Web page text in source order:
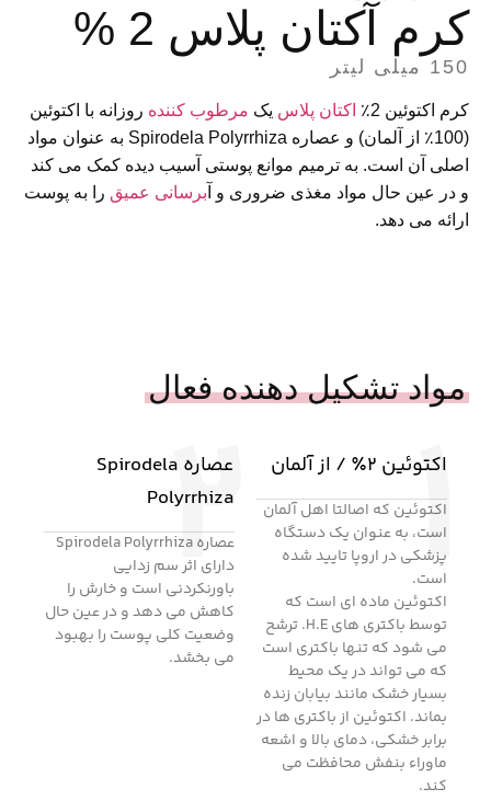
کرم آکتان پلاس 2 %
150 میلی لیتر
کرم اکتوئین 2٪ اکتان پلاس یک مرطوب کننده روزانه با اکتوئین
(100٪ از آلمان) و عصاره Spirodela Polyrrhiza به عنوان مواد
اصلی آن است. به ترمیم موانع پوستی آسیب دیده کمک می کند
و در عین حال مواد مغذی ضروری و آ برسانی عمیق را به پوست
ارائه می دهد.
مواد تشکیل دهنده فعال
۱
اکتوئین 2٪ / از آلمان
اکتوئین که اصالتا اهل آلمان
است، به عنوان یک دستگاه
پزشکی در اروپا تایید شده
است.
اکتوئین ماده ای است که
توسط باکتری های H.E. ترشح
می شود که تنها باکتری است
که می تواند در یک محیط
بسیار خشک مانند بیابان زنده
بماند. اکتوئین از باکتری ها در
برابر خشکی، دمای بالا و اشعه
ماوراء بنفش محافظت می
کند.
۲عصاره Spirodela
Polyrrhiza
عصاره Spirodela Polyrrhiza
دارای اثر سم زدایی
باورنکردنی است و خارش را
کاهش می دهد و در عین حال
وضعیت کلی پوست را بهبود
می بخشد.